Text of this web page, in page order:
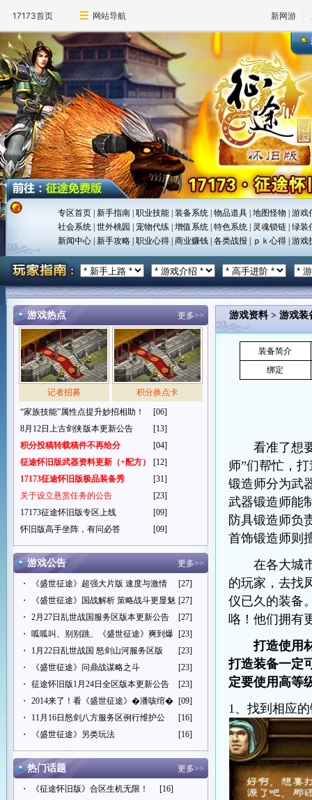
17173首页 网站导航 新网游
专区首页 |新手指南 |职业技能 |装备系统 |物品道具 |地图怪物 |游戏
社会系统 |世外桃园 |宠物代练 |增值系统 |特色系统 灵魂锁链 |绿装
新闻中心 |新手攻略 |职业心得 |商业赚钱 |各类战报 ｐｋ心得 |游戏
游戏热点 更多>>
记者招募
积分换点卡
“家族技能”属性点提升妙招相助！
[06]
8月12日上古剑侠版本更新公告
[13]
积分投稿转载稿件不再给分
[04]
征途怀旧版武器资料更新（+配方）
[12]
17173征途怀旧版极品装备秀
[31]
关于设立悬赏任务的公告
[23]
17173征途怀旧版专区上线
[09]
怀旧版高手坐阵，有问必答
[09]
游戏公告 更多>>
・ 《盛世征途》超强大片版 速度与激情
[27]
・
《盛世征途》国战解析 策略战斗更显魅 [27]
・
2月27日乱世战国服务区版本更新公告
[27]
・
呱呱叫、别别跳、《盛世征途》爽到爆 [23]
・
1月22日乱世战国 怒剑山河服务区版
[23]
・
《盛世征途》问鼎战谋略之斗
[23]
・
征途怀旧版1月24日全区版本更新公告
[23]
・
2014来了！看《盛世征途》�潘咳绾� [09]
・
11月16日怒剑八方服务区例行维护公
[16]
・
《盛世征途》另类玩法 [16]
热门话题 更多>>
・ 《征途怀旧版》合区生机无限！
[16]
游戏资料> 游戏装
装备简介
绑定
看准了想要
师”们帮忙，
锻造师分为武
武器锻造师能
防具锻造师负
首饰锻造师则
在各大城市
的玩家，去找
仪已久的装备
咯！他们拥有
打造使用
打造装备一定
定要使用高等
1、找到相应